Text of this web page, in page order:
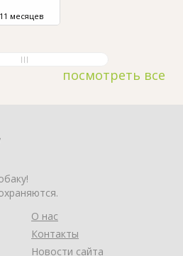
11 месяцев
посмотреть все
О нас
Контакты
Новости сайта